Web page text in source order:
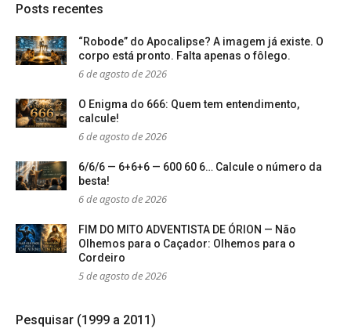
Posts recentes
“Robode” do Apocalipse? A imagem já existe. O
corpo está pronto. Falta apenas o fôlego.
6 de agosto de 2026
O Enigma do 666: Quem tem entendimento,
calcule!
6 de agosto de 2026
6/6/6 — 6+6+6 — 600 60 6… Calcule o número da
besta!
6 de agosto de 2026
FIM DO MITO ADVENTISTA DE ÓRION — Não
Olhemos para o Caçador: Olhemos para o
Cordeiro
5 de agosto de 2026
Pesquisar (1999 a 2011)